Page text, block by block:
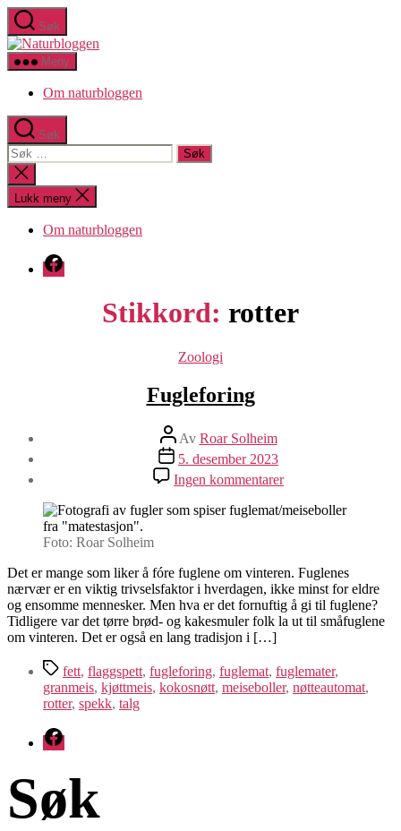
Hopp
til
innholdet
Søk
Meny
Om naturbloggen
Søk
Søk
etter:
Lukk
søk
Lukk meny
Om naturbloggen
Facebook
Stikkord: rotter
Kategorier
Zoologi
Fugleforing
Innleggsforfatter
Av Roar Solheim
Publiseringsdato
5. desember 2023
Ingen kommentarertil
Fugleforing
Foto: Roar Solheim
Det er mange som liker å fóre fuglene om vinteren. Fuglenes
nærvær er en viktig trivselsfaktor i hverdagen, ikke minst for eldre
og ensomme mennesker. Men hva er det fornuftig å gi til fuglene?
Tidligere var det tørre brød- og kakesmuler folk la ut til småfuglene
om vinteren. Det er også en lang tradisjon i […]
Stikkord
fett, flaggspett, fugleforing, fuglemat, fuglemater,
granmeis, kjøttmeis, kokosnøtt, meiseboller, nøtteautomat,
rotter, spekk, talg
Facebook
Søk